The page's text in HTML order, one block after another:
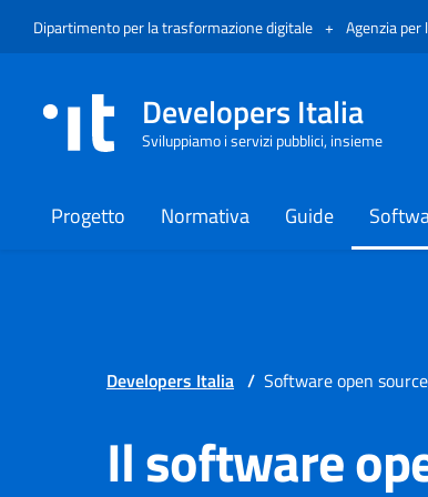
Dipartimento per la trasformazione digitale Apre in un
+ Agenzia per
Developers Italia
Sviluppiamo i servizi pubblici, insieme
Progetto Normativa Guide
Developers Italia / Software open source
Il software